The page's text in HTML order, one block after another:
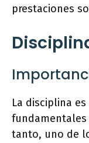
prestaciones
La disciplina
fundamentales
tanto, uno de